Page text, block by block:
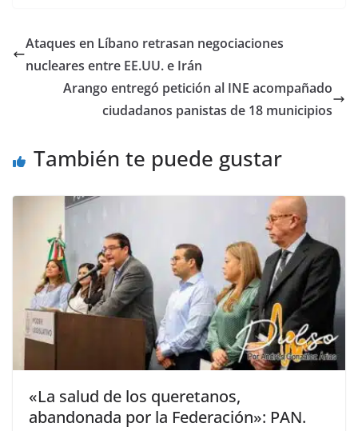
e
b
o
er l s
A
p
p
e
n
g
er
gr
m
p
tir
Ataques en Líbano retrasan negociaciones
nucleares entre EE.UU. e Irán
Arango entregó petición al INE acompañado
ciudadanos panistas de 18 municipios
También te puede gustar
«La salud de los queretanos,
abandonada por la Federación»: PAN.